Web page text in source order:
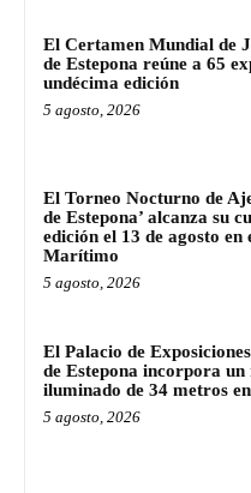
El Certamen Mundial de
de Estepona reúne a 65
undécima edición
5 agosto, 2026
El Torneo Nocturno de
de Estepona’ alcanza su
edición el 13 de agosto en
Marítimo
5 agosto, 2026
El Palacio de
de Estepona incorpora
iluminado de 34 metros
5 agosto, 2026